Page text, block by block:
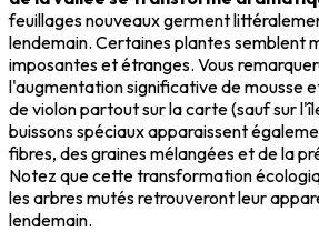
feuillages nouveaux germent
lendemain. Certaines plantes semblent
imposantes et étranges. Vous
l'augmentation significative de mousse
de violon partout sur la carte (sauf sur
buissons spéciaux apparaissent
fibres, des graines mélangées et de la
Notez que cette transformation
les arbres mutés retrouveront leur
lendemain.